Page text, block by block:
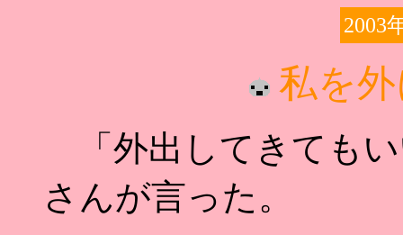
2003
私を
「外出してきても
さんが言った。